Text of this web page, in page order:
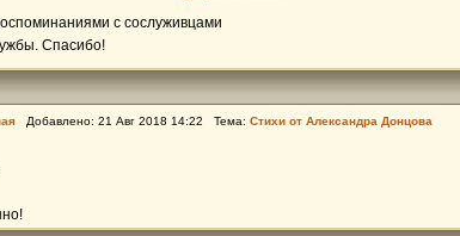
с сослуживцами
Спасибо!
Добавлено: 21 Авг 2018 14:22 Тема: Стихи от Александра Донцова